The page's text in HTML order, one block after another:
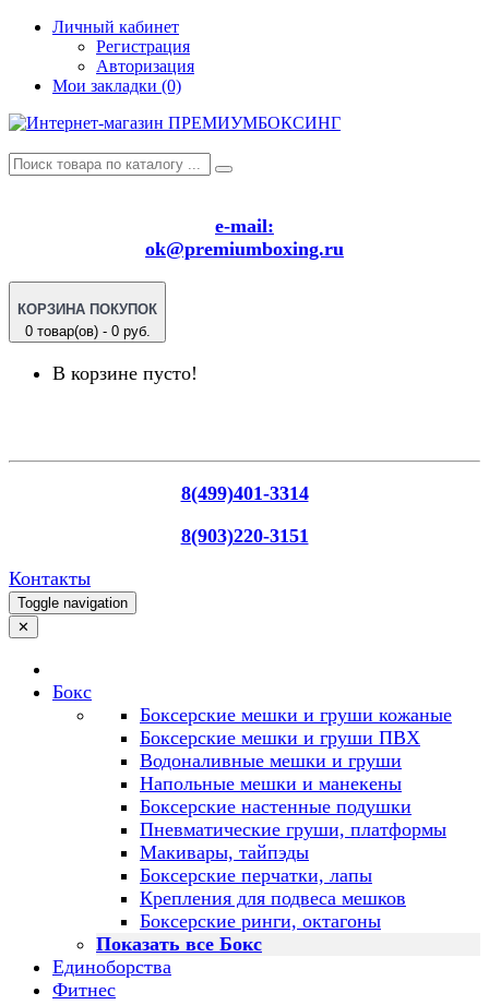
Личный кабинет
Регистрация
Авторизация
Мои закладки (0)
e-mail:
ok@premiumboxing.ru
КОРЗИНА ПОКУПОК
0 товар(ов) - 0 руб.
В корзине пусто!
8(499)401-3314
8(903)220-3151
Контакты
Toggle navigation
✕
Бокс
Боксерские мешки и груши кожаные
Боксерские мешки и груши ПВХ
Водоналивные мешки и груши
Напольные мешки и манекены
Боксерские настенные подушки
Пневматические груши, платформы
Макивары, тайпэды
Боксерские перчатки, лапы
Крепления для подвеса мешков
Боксерские ринги, октагоны
Показать все Бокс
Единоборства
Фитнес